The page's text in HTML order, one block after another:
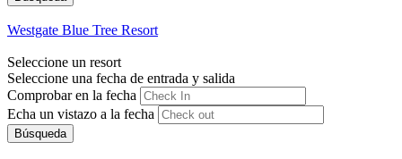
Westgate Blue Tree Resort
Seleccione un resort
Seleccione una fecha de entrada y salida
Comprobar en la fecha
Echa un vistazo a la fecha
Búsqueda